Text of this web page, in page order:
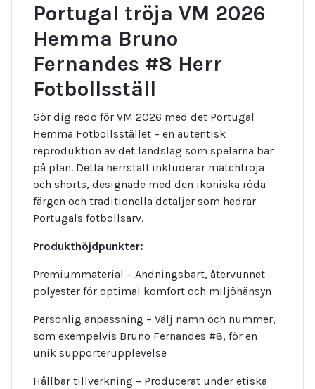
Portugal tröja VM 2026
Hemma Bruno
Fernandes #8 Herr
Fotbollsställ
Gör dig redo för VM 2026 med det Portugal
Hemma Fotbollsstället – en autentisk
reproduktion av det landslag som spelarna bär
på plan. Detta herrställ inkluderar matchtröja
och shorts, designade med den ikoniska röda
färgen och traditionella detaljer som hedrar
Portugals fotbollsarv.
Produkthöjdpunkter:
Premiummaterial – Andningsbart, återvunnet
polyester för optimal komfort och miljöhänsyn
Personlig anpassning – Välj namn och nummer,
som exempelvis Bruno Fernandes #8, för en
unik supporterupplevelse
Hållbar tillverkning – Producerat under etiska